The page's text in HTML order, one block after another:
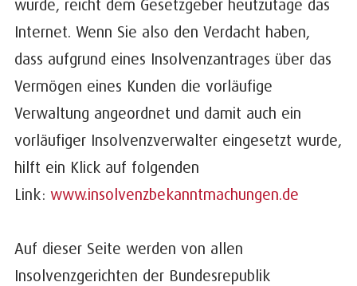
wurde, reicht dem Gesetzgeber heutzutage das
Internet. Wenn Sie also den Verdacht haben,
dass aufgrund eines Insolvenzantrages über das
Vermögen eines Kunden die vorläufige
Verwaltung angeordnet und damit auch ein
vorläufiger Insolvenzverwalter eingesetzt wurde,
hilft ein Klick auf folgenden
Link: www.insolvenzbekanntmachungen.de
Auf dieser Seite werden von allen
Insolvenzgerichten der Bundesrepublik